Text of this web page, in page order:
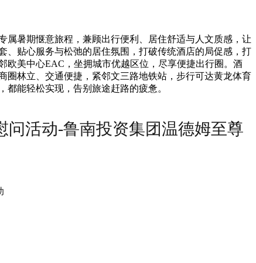
暑期惬意旅程，兼顾出行便利、居住舒适与人文质感，让
、贴心服务与松弛的居住氛围，打破传统酒店的局促感，打
欧美中心EAC，坐拥城市优越区位，尽享便捷出行圈。酒
圈林立、交通便捷，紧邻文三路地铁站，步行可达黄龙体育
能轻松实现，告别旅途赶路的疲惫。
问活动-鲁南投资集团温德姆至尊